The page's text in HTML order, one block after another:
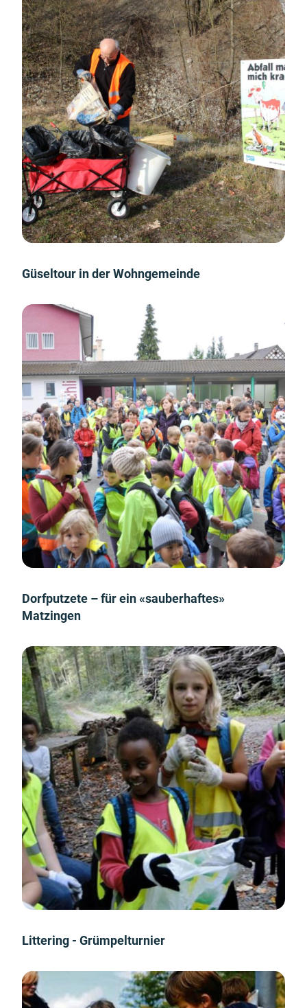
Güseltour in der Wohngemeinde
Dorfputzete – für ein «sauberhaftes»
Matzingen
Littering - Grümpelturnier